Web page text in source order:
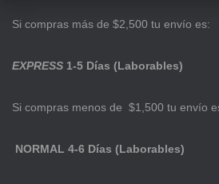
Si compras más de $2,500 tu envío es:
EXPRESS 1-5 Días (Laborables)
Si compras menos de $1,500 tu envío
NORMAL 4-6 Días (Laborables)